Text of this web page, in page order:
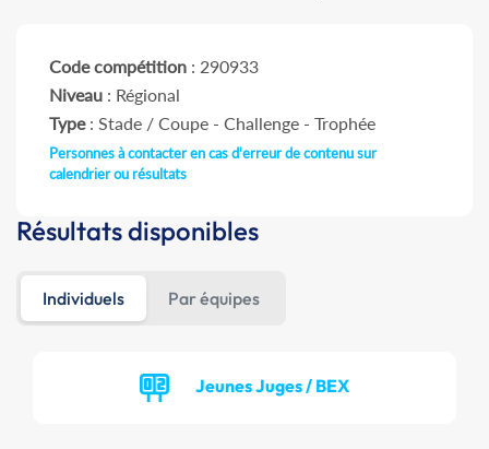
Code compétition : 290933
Niveau : Régional
Type: Stade / Coupe - Challenge - Trophée
Personnes à contacter en cas d'erreur de contenu sur
calendrier ou résultats
Résultats disponibles
Individuels Par équipes
Jeunes Juges / BEX